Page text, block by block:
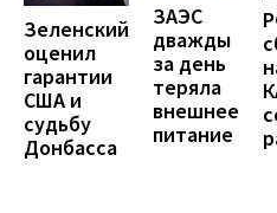
Зеленский
оценил
гарантии
США и
судьбу
Донбасса
ЗАЭС
дважды
за день
теряла
внешнее
питание